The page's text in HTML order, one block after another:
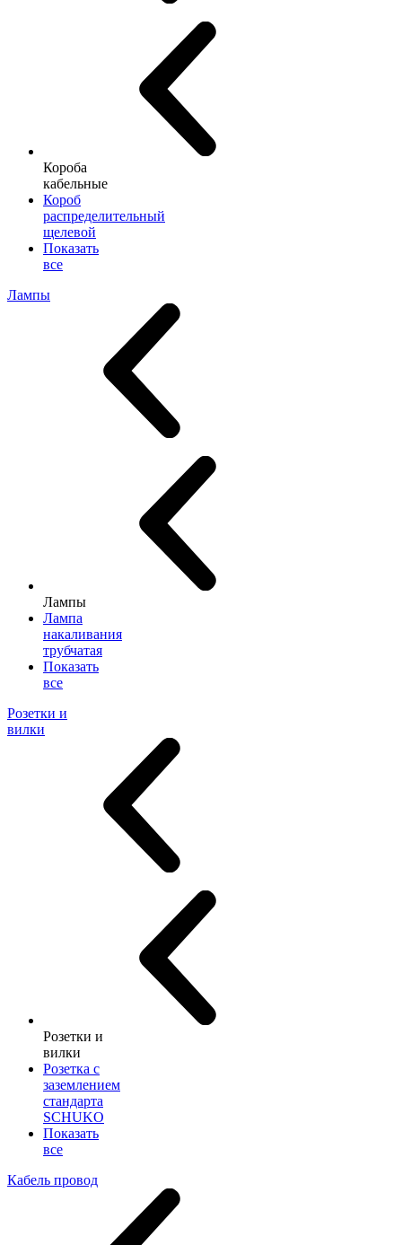
Короба
кабельные
Короб
распределительный
щелевой
Показать
все
Лампы
Лампы
Лампа
накаливания
трубчатая
Показать
все
Розетки и
вилки
Розетки и
вилки
Розетка с
заземлением
стандарта
SCHUKO
Показать
все
Кабель провод